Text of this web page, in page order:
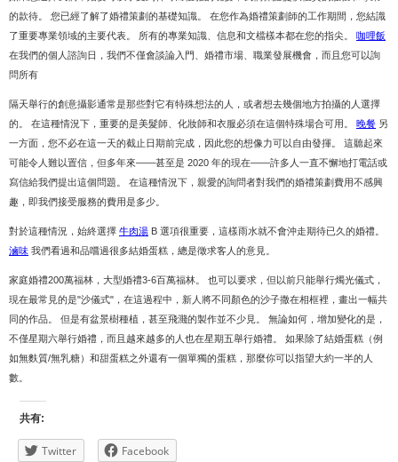
的款待。 您已經了解了婚禮策劃的基礎知識。 在您作為婚禮策劃師的工作期間，您結識
了重要專業領域的主要代表。 所有的專業知識、信息和文檔樣本都在您的指尖。 咖哩飯
在我們的個人諮詢日，我們不僅會談論入門、婚禮市場、職業發展機會，而且您可以詢
問所有
隔天舉行的創意攝影通常是那些對它有特殊想法的人，或者想去幾個地方拍攝的人選擇
的。 在這種情況下，重要的是美髮師、化妝師和衣服必須在這個特殊場合可用。 晚餐 另
一方面，您不必在這一天的截止日期前完成，因此您的想像力可以自由發揮。 這聽起來
可能令人難以置信，但多年來——甚至是 2020 年的現在——許多人一直不懈地打電話或
寫信給我們提出這個問題。 在這種情況下，親愛的詢問者對我們的婚禮策劃費用不感興
趣，即我們接受服務的費用是多少。
對於這種情況，始終選擇 牛肉湯 B 選項很重要，這樣雨水就不會沖走期待已久的婚禮。
滷味 我們看過和品嚐過很多結婚蛋糕，總是徵求客人的意見。
家庭婚禮200萬福林，大型婚禮3-6百萬福林。 也可以要求，但以前只能舉行燭光儀式，
現在最常見的是"沙儀式"，在這過程中，新人將不同顏色的沙子撒在相框裡，畫出一幅共
同的作品。 但是有盆景樹種植，甚至飛濺的製作並不少見。 無論如何，增加變化的是，
不僅星期六舉行婚禮，而且越來越多的人也在星期五舉行婚禮。 如果除了結婚蛋糕（例
如無麩質/無乳糖）和甜蛋糕之外還有一個單獨的蛋糕，那麼你可以指望大約一半的人
數。
共有:
Twitter Facebook